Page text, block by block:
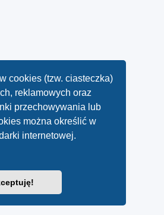
cookies (tzw. ciasteczka)
reklamowych oraz
przechowywania lub
można określić w
internetowej.